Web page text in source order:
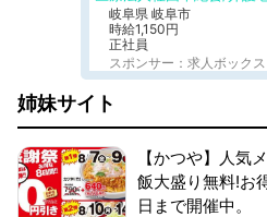
岐阜県 岐阜市
時給1,150円
正社員
スポンサー：求人ボックス
姉妹サイト
【かつや】人気
飯大盛り無料!お
日まで開催中。